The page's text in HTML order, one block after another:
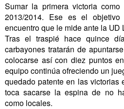
Sumar la primera victoria
2013/2014. Ese es el
encuentro que le mide ante la UD
Tras el traspié hace quince
carbayones tratarán de
colocarse así con diez puntos
equipo continúa ofreciendo un
quedado patente en las victorias
toca sacarse la espina de no
como locales.